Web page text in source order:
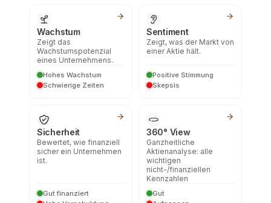
Wachstum
Zeigt das
Wachstumspotenzial
eines Unternehmens.
Hohes Wachstum
Schwierige Zeiten
Sentiment
Zeigt, was der Markt von
einer Aktie hält.
Positive Stimmung
Skepsis
Sicherheit
Bewertet, wie finanziell
sicher ein Unternehmen
ist.
Gut finanziert
360° View
Ganzheitliche
Aktienanalyse: alle
wichtigen
nicht-/finanziellen
Kennzahlen
Gut